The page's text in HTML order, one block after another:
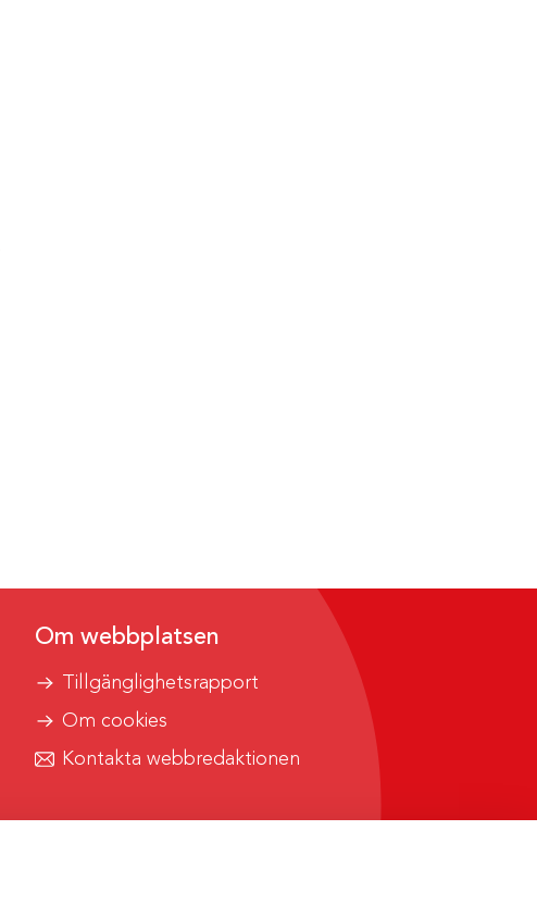
Om webbplatsen
Tillgänglighetsrapport
Om cookies
Kontakta webbredaktionen